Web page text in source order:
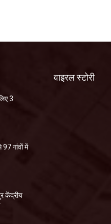
3
97 गांवों में
केंद्रीय
वाइरल स्टोरी